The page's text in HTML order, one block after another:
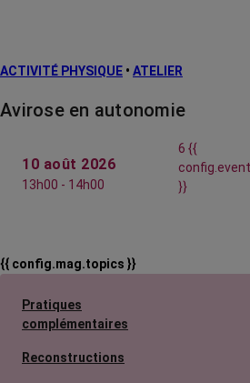
ACTIVITÉ PHYSIQUE • ATELIER
Avirose en autonomie
10 août 2026
13h00 - 14h00
6 {{
}}
{{ config.mag.topics }}
Pratiques
complémentaires
Reconstructions